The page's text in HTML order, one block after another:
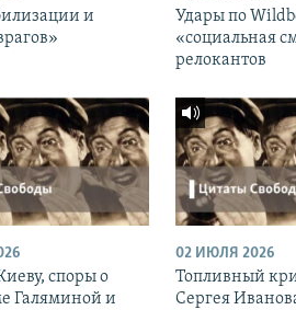
и
Удары по
«социальная
релокантов
споры о
Галяминой и
02 ИЮЛЯ 2026
Топливный
Сергея